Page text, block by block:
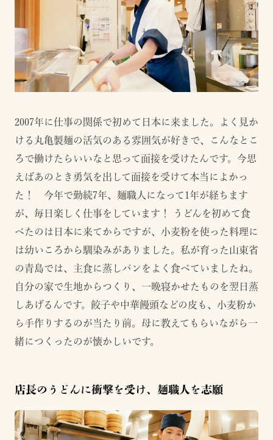
2007年に仕事の関係で初めて日本に来ました。よく見か
ける丸亀製麺の活気のある雰囲気が好きで、こんなとこ
ろで働けたらいいなと思って面接を受けたんです。今思
えばあのとき勇気を出して面接を受けて本当によかっ
た！ 今年で勤続7年、麺職人になって1年が経ちます
が、毎日楽しく仕事をしています！ うどんを初めて食
べたのは日本に来てからですが、小麦粉を使った料理に
は幼いころから馴染みがありました。私が育った山東省
の青島では、主食に蒸しパンをよく食べていましたね。
自分の家で生地からつくり、一晩寝かせたものを翌日蒸
しあげるんです。餃子や中華饅頭などの皮も、小麦粉か
ら手作りするのが当たり前。母に教えてもらいながら一
緒につくったのが懐かしいです。
店長のうどんに衝撃を受け、麺職人を志願